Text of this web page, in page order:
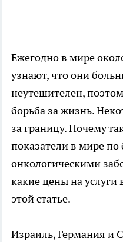
Ежегодно в мире
узнают, что они
неутешителен,
борьба за жизнь.
за границу. Почему
показатели в мире по
онкологическими
какие цены на услуги
этой статье.
Израиль, Германия и